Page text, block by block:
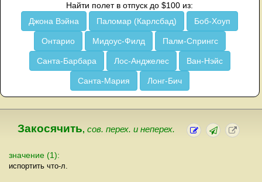
Найти полет в отпуск до $100 из:
Джона Вэйна
Паломар (Карлсбад) Боб-Хоуп
Онтарио Мидоус-Филд Палм-Спрингс
Санта-Барбара Лос-Анджелес Ван-Нэйс
Санта-Мария Лонг-Бич
Закосячить, сов. перех. и неперех.
значение (1):
испортить что-л.